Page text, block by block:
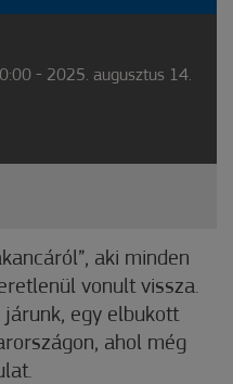
- 2025. augusztus 14.
aki minden
vonult vissza.
egy elbukott
ahol még